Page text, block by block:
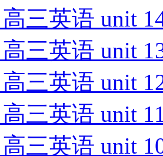
三英语 unit
三英语 unit
三英语 unit
三英语 unit
三英语 unit